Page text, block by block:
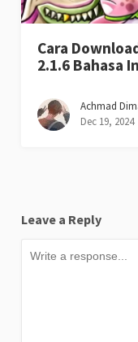
Cara
2.1.6 Bahasa
Achmad
Dec 19, 2024
Leave a Reply